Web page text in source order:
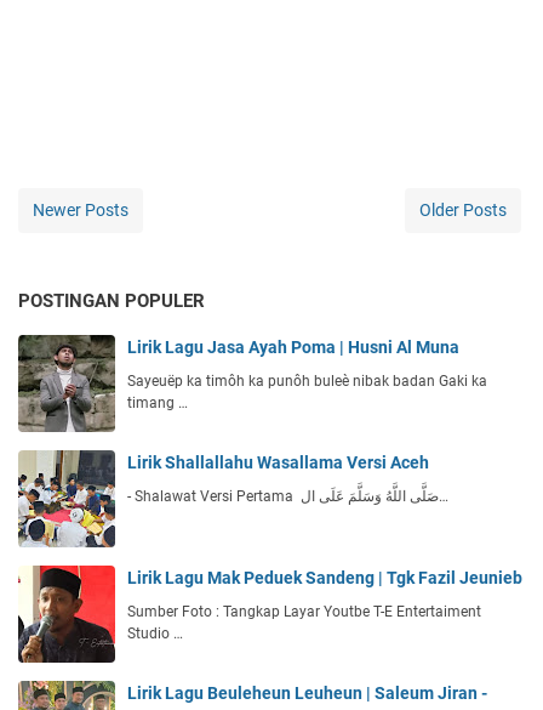
Newer Posts Older Posts
POSTINGAN POPULER
Lirik Lagu Jasa Ayah Poma | Husni Al Muna
Sayeuëp ka timôh ka punôh buleè nibak badan Gaki ka
timang …
Lirik Shallallahu Wasallama Versi Aceh
- Shalawat Versi Pertama صَلَّى اللَّهُ وَسَلَّمَ عَلَى ال…
Lirik Lagu Mak Peduek Sandeng | Tgk Fazil Jeunieb
Sumber Foto : Tangkap Layar Youtbe T-E Entertaiment
Studio …
Lirik Lagu Beuleheun Leuheun | Saleum Jiran -